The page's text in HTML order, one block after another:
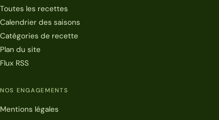
Toutes les recettes
Calendrier des saisons
Catégories de recette
Plan du site
Flux RSS
NOS ENGAGEMENTS
Mentions légales